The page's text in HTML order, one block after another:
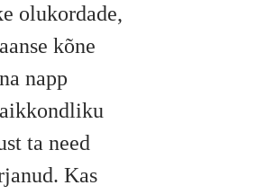
olukordade,
kõne
napp
ta need
Kas